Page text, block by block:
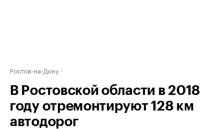
Ростов-на-Дону
В Ростовской области в 2018
году отремонтируют 128 км
автодорог